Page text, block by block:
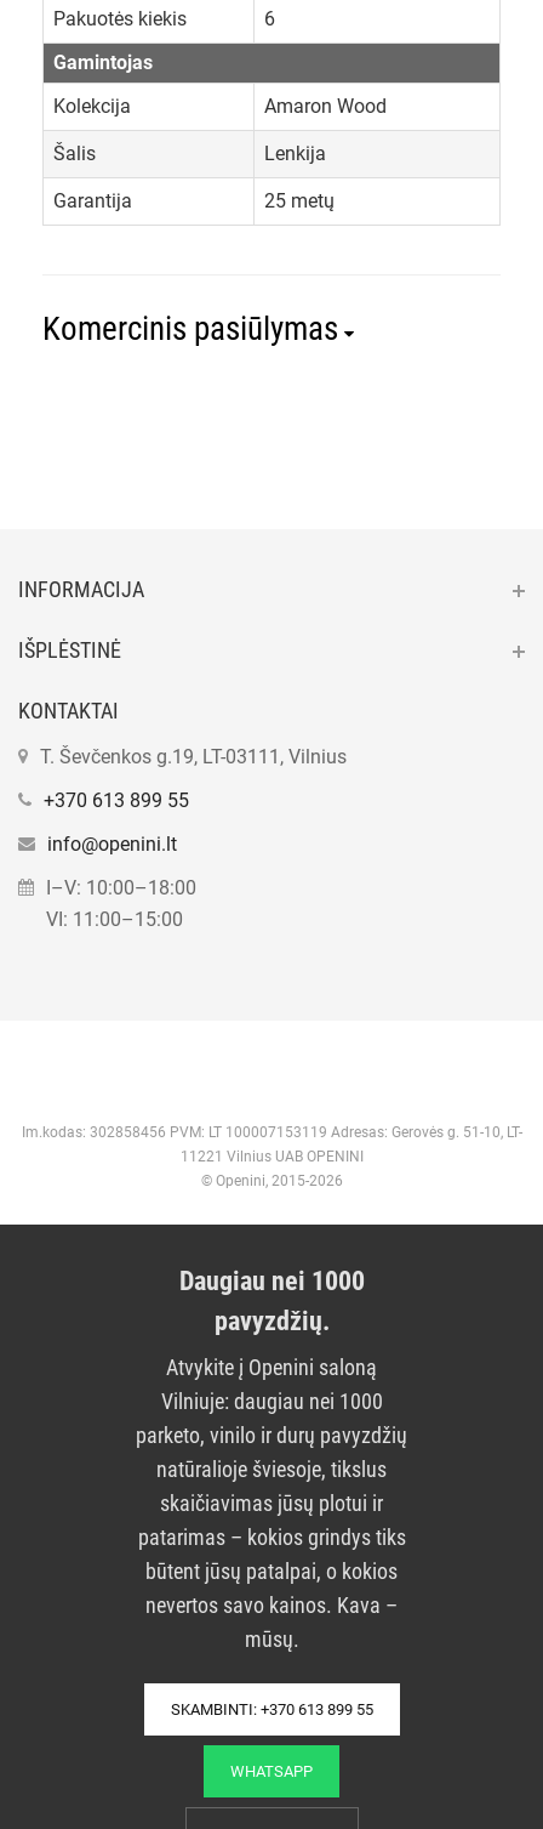
Pakuotės kiekis
6
Gamintojas
Kolekcija
Amaron Wood
Šalis Lenkija
Garantija 25 metų
Komercinis pasiūlymas
INFORMACIJA
IŠPLĖSTINĖ
KONTAKTAI
T. Ševčenkos g.19, LT-03111, Vilnius
+370 613 899 55
info@openini.lt
I–V: 10:00–18:00
VI: 11:00–15:00
Im.kodas: 302858456 PVM: LT 100007153119 Adresas: Gerovės g. 51-10, LT-
11221 Vilnius UAB OPENINI
© Openini, 2015-2026
Daugiau nei 1000
pavyzdžių.
Atvykite į Openini saloną
Vilniuje: daugiau nei 1000
parketo, vinilo ir durų pavyzdžių
natūralioje šviesoje, tikslus
skaičiavimas jūsų plotui ir
patarimas – kokios grindys tiks
būtent jūsų patalpai, o kokios
nevertos savo kainos. Kava –
mūsų.
SKAMBINTI: +370 613 899 55
WHATSAPP